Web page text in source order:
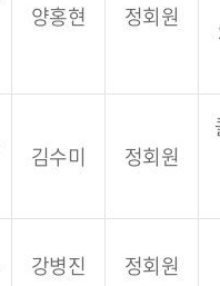
양홍현 정회원
김수미 정회원
강병진 정회원